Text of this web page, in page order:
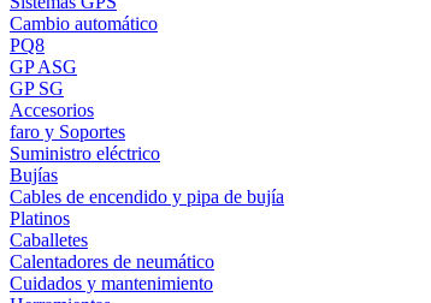
Cambio automático
PQ8
GP ASG
GP SG
Accesorios
faro y Soportes
Suministro eléctrico
Bujías
Cables de encendido y pipa de bujía
Platinos
Caballetes
Calentadores de neumático
Cuidados y mantenimiento